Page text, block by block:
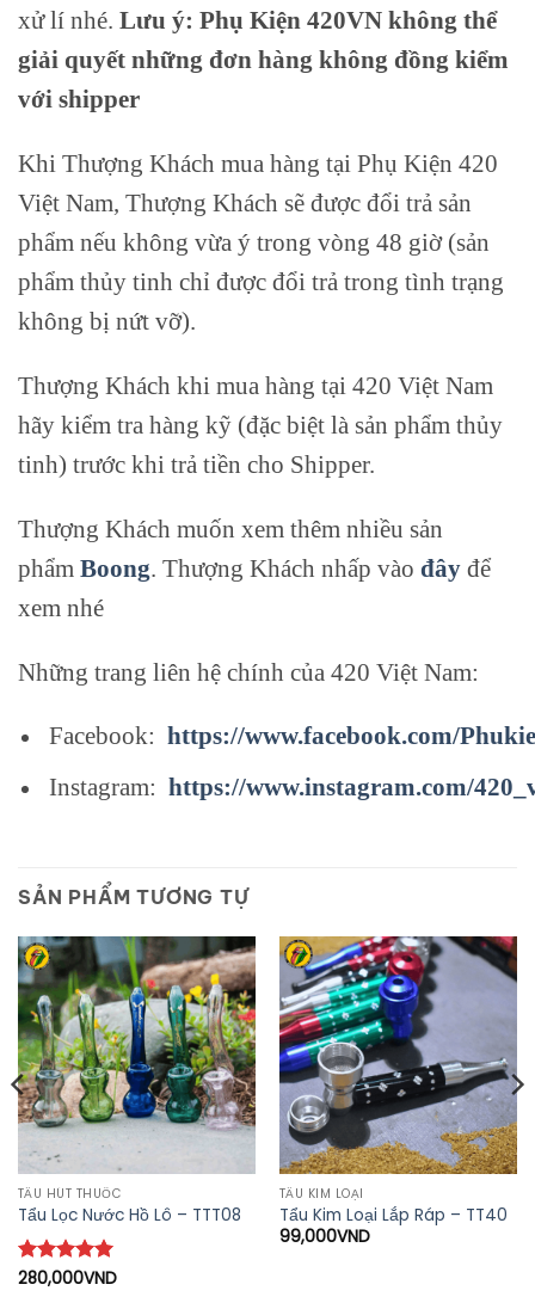
xử lí nhé. Lưu ý: Phụ Kiện 420VN không thể
giải quyết những đơn hàng không đồng kiểm
với shipper
Khi Thượng Khách mua hàng tại Phụ Kiện 420
Việt Nam, Thượng Khách sẽ được đổi trả sản
phẩm nếu không vừa ý trong vòng 48 giờ (sản
phẩm thủy tinh chỉ được đổi trả trong tình trạng
không bị nứt vỡ).
Thượng Khách khi mua hàng tại 420 Việt Nam
hãy kiểm tra hàng kỹ (đặc biệt là sản phẩm thủy
tinh) trước khi trả tiền cho Shipper.
Thượng Khách muốn xem thêm nhiều sản
phẩm Boong. Thượng Khách nhấp vào đây để
xem nhé
Những trang liên hệ chính của 420 Việt Nam:
Facebook: https://www.facebook.com/
Instagram: https://www.instagram.com/
SẢN PHẨM TƯƠNG TỰ
TẨU HÚT THUỐC
Tẩu Lọc Nước Hồ Lô – TTT08
Được xếp
280,000VND
TẨU KIM LOẠI
Tẩu Kim Loại Lắp Ráp – TT40
99,000VND